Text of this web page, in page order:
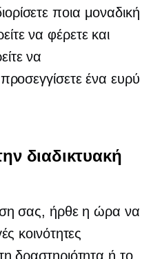
ποια μοναδική
να φέρετε και
να
ένα ευρύ
διαδικτυακή
σας, ήρθε η ώρα να
κοινότητες
δραστηριότητα ή το